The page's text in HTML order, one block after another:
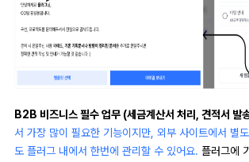
B2B 비즈니스 필수 업무 (세금계산서 처리, 견적서 발
서 가장 많이 필요한 기능이지만, 외부 사이트에서 별
도 플러그 내에서 한번에 관리할 수 있어요. 플러그에